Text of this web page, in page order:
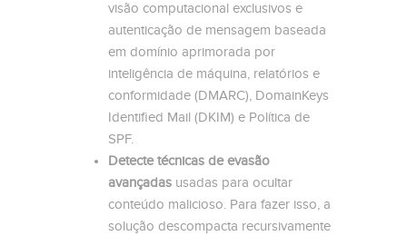
visão computacional exclusivos e
autenticação de mensagem baseada
em domínio aprimorada por
inteligência de máquina, relatórios e
conformidade (DMARC), DomainKeys
Identified Mail (DKIM) e Política de
SPF.
Detecte técnicas de evasão
avançadas usadas para ocultar
conteúdo malicioso. Para fazer isso, a
solução descompacta recursivamente